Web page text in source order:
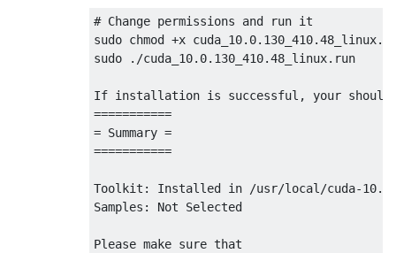
# Change permissions and run it
sudo chmod +x
sudo ./cuda_10.0.130_410.48_linux.run
If installation is successful, your should
===========
= Summary =
===========
Toolkit: Installed in /usr/local/cuda-10.0
Samples: Not Selected
Please make sure that